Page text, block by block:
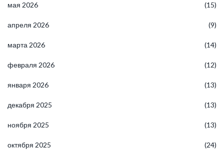
мая 2026 (15)
апреля 2026 (9)
марта 2026 (14)
февраля 2026 (12)
января 2026 (13)
декабря 2025 (13)
ноября 2025 (13)
октября 2025 (24)